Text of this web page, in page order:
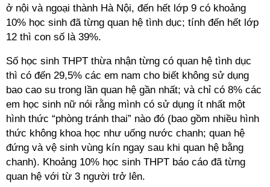
ở nội và ngoại thành Hà Nội, đến hết lớp 9 có khoảng
10% học sinh đã từng quan hệ tình dục; tính đến hết lớp
12 thì con số là 39%.
Số học sinh THPT thừa nhận từng có quan hệ tình dục
thì có đến 29,5% các em nam cho biết không sử dụng
bao cao su trong lần quan hệ gần nhất; và chỉ có 8% các
em học sinh nữ nói rằng mình có sử dụng ít nhất một
hình thức “phòng tránh thai” nào đó (bao gồm nhiều hình
thức không khoa học như uống nước chanh; quan hệ
đứng và vệ sinh vùng kín ngay sau khi quan hệ bằng
chanh). Khoảng 10% học sinh THPT báo cáo đã từng
quan hệ với từ 3 người trở lên.